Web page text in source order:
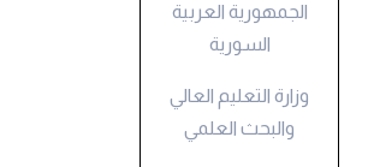
الجمهورية العربية
السورية
وزارة التعليم العالي
والبحث العلمي